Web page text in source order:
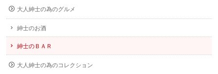
大人紳士の為のグルメ
紳士のお酒
紳士のＢＡＲ
大人紳士の為のコレクション